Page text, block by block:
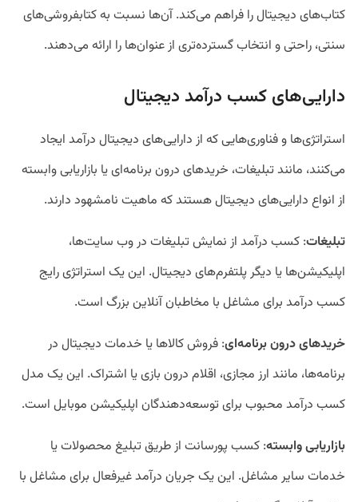
کتاب‌های دیجیتال را فراهم می‌کند. آن‌ها نسبت به کتابفروشی‌های
سنتی، راحتی و انتخاب گسترده‌تری از عنوان‌ها را ارائه می‌دهند.
دارایی‌های کسب درآمد دیجیتال
استراتژی‌ها و فناوری‌هایی که از دارایی‌های دیجیتال درآمد ایجاد
می‌کنند، مانند تبلیغات، خرید‌های درون برنامه‌ای یا بازاریابی وابسته
از انواع دارایی‌های دیجیتال هستند که ماهیت نامشهود دارند.
تبلیغات: کسب درآمد از نمایش تبلیغات در وب سایت‌ها،
اپلیکیشن‌ها یا دیگر پلتفرم‌های دیجیتال. این یک استراتژی رایج
کسب درآمد برای مشاغل با مخاطبان آنلاین بزرگ است.
خرید‌های درون برنامه‌ای: فروش کالا‌ها یا خدمات دیجیتال در
برنامه‌ها، مانند ارز مجازی، اقلام درون بازی یا اشتراک. این یک مدل
کسب درآمد محبوب برای توسعه‌دهندگان اپلیکیشن موبایل است.
بازاریابی وابسته: کسب پورسانت از طریق تبلیغ محصولات یا
خدمات سایر مشاغل. این یک جریان درآمد غیرفعال برای مشاغل با